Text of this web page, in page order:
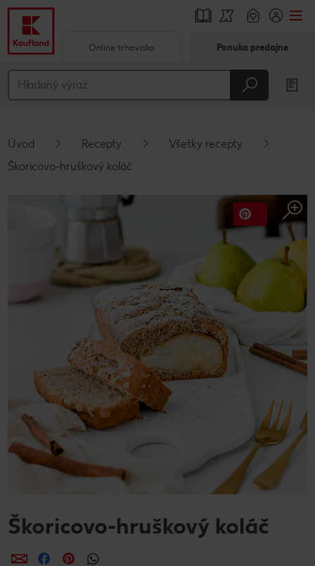
Hlavný obsah
Vyskakovací bočný panel
Online trhovisko Ponuka predajne
Úvod Recepty
Všetky recepty
Škoricovo-hruškový koláč
Škoricovo-hruškový koláč
ZdieľaťZdieľaťZdieľať